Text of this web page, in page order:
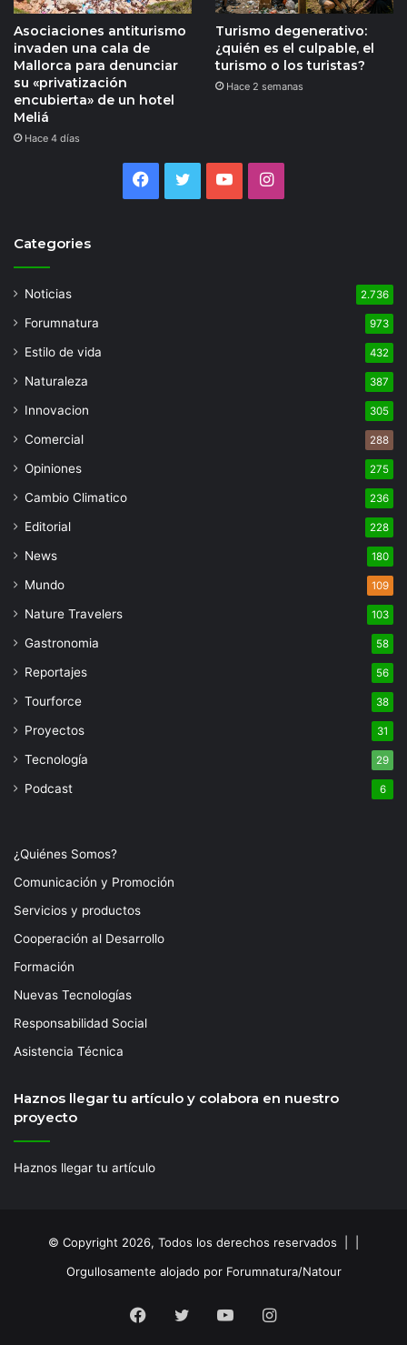
Asociaciones antiturismo
invaden una cala de
Mallorca para denunciar
su «privatización
encubierta» de un hotel
Meliá
Hace 4 días
Turismo degenerativo:
¿quién es el culpable, el
turismo o los turistas?
Hace 2 semanas
Facebook
TwitterYouTubeInstagram
Categories
Noticias 2.736
Forumnatura 973
Estilo de vida 432
Naturaleza 387
Innovacion 305
Comercial 288
Opiniones 275
Cambio Climatico 236
Editorial 228
News 180
Mundo 109
Nature Travelers 103
Gastronomia 58
Reportajes 56
Tourforce 38
Proyectos 31
Tecnología 29
Podcast 6
¿Quiénes Somos?
Comunicación y Promoción
Servicios y productos
Cooperación al Desarrollo
Formación
Nuevas Tecnologías
Responsabilidad Social
Asistencia Técnica
Haznos llegar tu artículo y colabora en nuestro
proyecto
Haznos llegar tu artículo
© Copyright 2026, Todos los derechos reservados | |
Orgullosamente alojado por Forumnatura/Natour
Facebook
TwitterYouTubeInstagram